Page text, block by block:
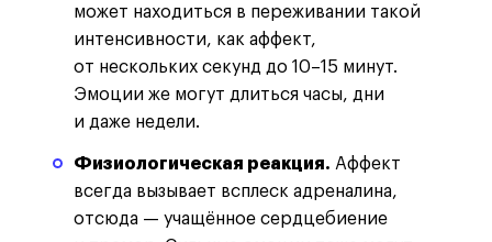
может находиться в переживании такой
интенсивности, как аффект,
от нескольких секунд до 10–15 минут.
Эмоции же могут длиться часы, дни
и даже недели.
Физиологическая реакция. Аффект
всегда вызывает всплеск адреналина,
отсюда — учащённое сердцебиение